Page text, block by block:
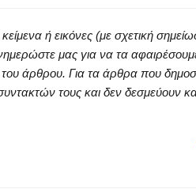
ή εικόνες (με σχετική
μας για να τα αφαιρέσουμε.
άρθρου. Για τα άρθρα που
τους και δεν δεσμεύουν